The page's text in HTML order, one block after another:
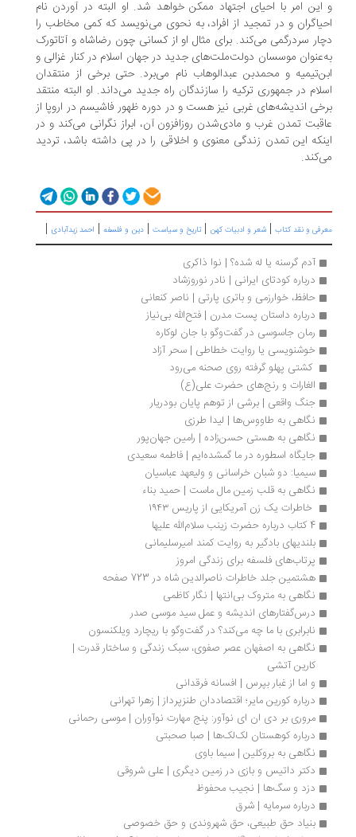
امر با احیای اجتهاد ممکن خواهد شد. او البته در آوردن نام
و در تمجید از افراد، به نحوی می‌نویسد که کمی مخاطب را
سردرگمی می‌کند. برای مثال او از کسانی چون رضاشاه و آتاتورک
موسسان دولت‌ملت‌های جدید در جهان اسلام در کنار غزالی و
و محمدبن عبدالوهاب نام می‌برد. حتی برخی از منتقدان
در جمهوری ترکیه را سازندگان راه جدید می‌داند. او البته منتقد
اندیشه‌های غربی نیز هست و در دوره ظهور فاشیسم در اروپا از
تمدن غرب و مادی‌شدن روزافزون آن، ابراز نگرانی می‌کند و در
این تمدن زندگی معنوی و اخلاقی را در پی داشته باشد، تردید
و نقد کتاب|شعر و ادبیات کهن|تاریخ و سیاست |دین و فلسفه|احمد زیدآبادی|
آدم‌ گرسنه یا له شده؟ | نوا ذاکری
درباره کودتای ایرانی | نادر نوروزشاد
حافظ، خوارزمی و باتری پارتی | ناصر کنعانی
درباره داستان پست مدرن | فتح‌الله بی‌نیاز
رمان جاسوسی در گفت‌وگو با جان لوکاره
خوشنویسی یا روایت خطاطی | سحر آزاد
کشتی پهلو گرفته روی صحنه می‌رود
الغارات و رنج‌های حضرت علی(ع)
جنگ واقعی | برشی از توهم پایان بودریار
نگاهی به طاووس‌ها | لیدا طرزی
نگاهی به هستی حسن‌زاده | رامین جهان‌پور
جایگاه اسطوره در ما گمشده‌ایم | فاطمه سعیدی
سیمیا: دو شبان خراسانی و ولیعهد عباسیان
نگاهی به قلب زمین مال ماست | حمید بناء
خاطرات یک زن آمریکایی از پاریس ۱۹۴۳
بلندیهای بادگیر به روایت کمند امیرسلیمانی
پرتاب‌های فلسفه برای زندگی امروز
هشتمین جلد خاطرات ناصرالدین شاه در 723 صفحه
نگاهی به متروک بی‌انتها | نگار کاظمی
درس‌گفتار‌های اندیشه و عمل سید موسی صدر
نابرابری با ما چه می‌کند؟ در گفت‌وگو با ریچارد ویلکنسون
نگاهی به اصفهان عصر صفوی، سبک زندگی و ساختار قدرت |
کارین آتشی
و اما از غبار بپرس | افسانه فرقدانی
درباره کورین مایر؛ اقتصاددان طنزپرداز | زهرا تهرانی
مروری بر دی ان ای نوآور: پنج مهارت نوآوران | موسی رحمانی
درباره کوهستان لک‌لک‌ها | صبا صحبتی
نگاهی به بروکلین | سیما باوی
دکتر داتیس و بازی در زمین دیگری | علی شروقی
دزد و سگ‌ها | نجیب محفوظ
درباره سرمایه | شرق
بنیاد حق طبیعی، حق شهروندی و حق خصوصی